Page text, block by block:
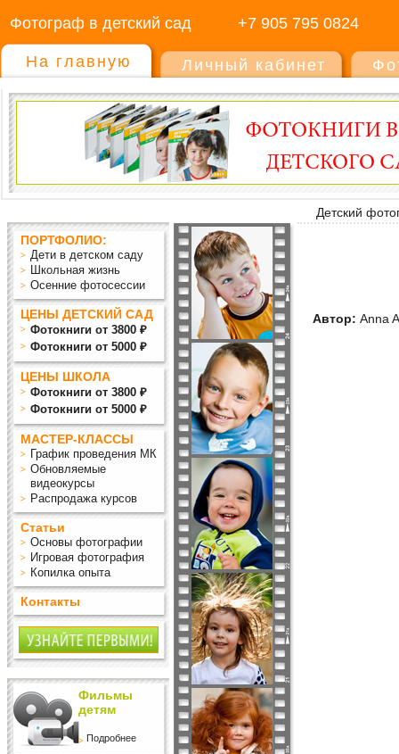
Фотограф в детский сад +7 905 795 0824
На главную Личный кабинет
Детский
ПОРТФОЛИО:
Дети в детском саду
Школьная жизнь
Осенние фотосессии
ЦЕНЫ ДЕТСКИЙ САД
Фотокниги от 3800 ₽
Фотокниги от 5000 ₽
ЦЕНЫ ШКОЛА
Фотокниги от 3800 ₽
Фотокниги от 5000 ₽
МАСТЕР-КЛАССЫ
График проведения МК
Обновляемые
видеокурсы
Распродажа курсов
Статьи
Основы фотографии
Игровая фотография
Копилка опыта
Контакты
Фильмы
детям
Подробнее
Автор: Anna